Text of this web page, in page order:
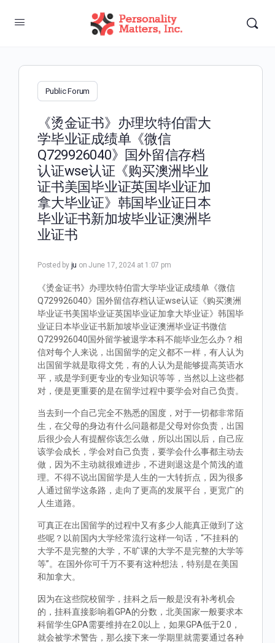
Public Forum
《烫金证书》办理坎特伯雷大
学毕业证成绩单《微信
Q729926040》国外留信存档
认证wse认证《购买澳洲毕业
证书美国毕业证英国毕业证加
拿大毕业证》韩国毕业证日本
毕业证书新加坡毕业证澳洲毕
业证书
Posted by ju on June 17, 2024 at 1:07 pm
《烫金证书》办理坎特伯雷大学毕业证成绩单《微信
Q729926040》国外留信存档认证wse认证《购买澳洲
毕业证书美国毕业证英国毕业证加拿大毕业证》韩国毕
业证日本毕业证书新加坡毕业证澳洲毕业证书微信
Q729926040国外留学被退学本科不能毕业怎么办？相
信对每个人来说，出国留学的定义都不一样，有人认为
出国留学就是取得文凭，有的人认为是能够提高英语水
平，或是学到更专业的专业知识等等，当然以上这些都
对，便是更重要的是在留学过程中要学会对自己负责。
当去到一个自己完全不熟悉的国度，对于一切都非常陌
生，在父母的身边有什么问题都是父母对你负责，出国
后很少会人有提醒你该怎么做，所以出国以后，自己应
该学会成长，学会对自己负责，要学会什么事都主动去
做，因为不主动就很难进步，不进则退这是个简浅的道
理。不得不说出国留学是人生的一大转折点，因为很多
人通过留学这条路，走向了更高的发展平台，更宽广的
人生道路。
可真正在出国留学的过程中又有多少人能真正做到了这
些呢？以前国内大学经常流行这样一句话，“不挂科的
大学不是完整的大学，不旷课的大学不是完整的大学等
等”。在国外你可千万不要有这种想法，特别是在美国
和加拿大。
因为在这些院校留学，挂科之后一般是没有补考机会
的，挂科直接影响着GPA的分数，北美国家一般要求本
科留学生GPA需要维持在2.0以上，如果GPA低于2.0，
就会被学术警告，那么接下来一学期里就需要通过各种